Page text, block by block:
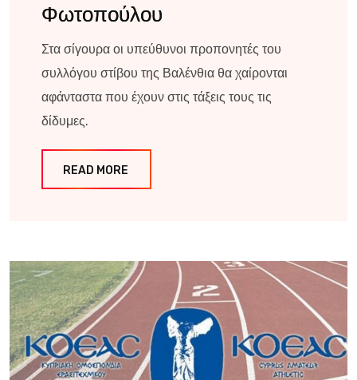
Φωτοπούλου
Στα σίγουρα οι υπεύθυνοι προπονητές του
συλλόγου στίβου της Βαλένθια θα χαίρονται
αφάνταστα που έχουν στις τάξεις τους τις
δίδυμες.
READ MORE